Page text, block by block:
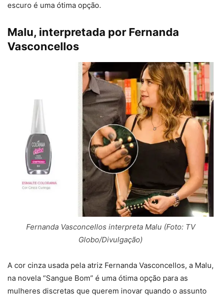
escuro é uma ótima opção.
Malu, interpretada por Fernanda
Vasconcellos
Fernanda Vasconcellos interpreta Malu (Foto: TV
Globo/Divulgação)
A cor cinza usada pela atriz Fernanda Vasconcellos, a Malu,
na novela “Sangue Bom” é uma ótima opção para as
mulheres discretas que querem inovar quando o assunto